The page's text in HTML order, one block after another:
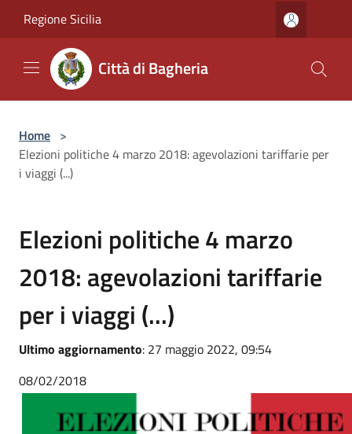
Regione Sicilia
Città di Bagheria
Home >
Elezioni politiche 4 marzo 2018: agevolazioni tariffarie per
i viaggi (...)
Elezioni politiche 4 marzo
2018: agevolazioni tariffarie
per i viaggi (...)
Ultimo aggiornamento: 27 maggio 2022, 09:54
08/02/2018